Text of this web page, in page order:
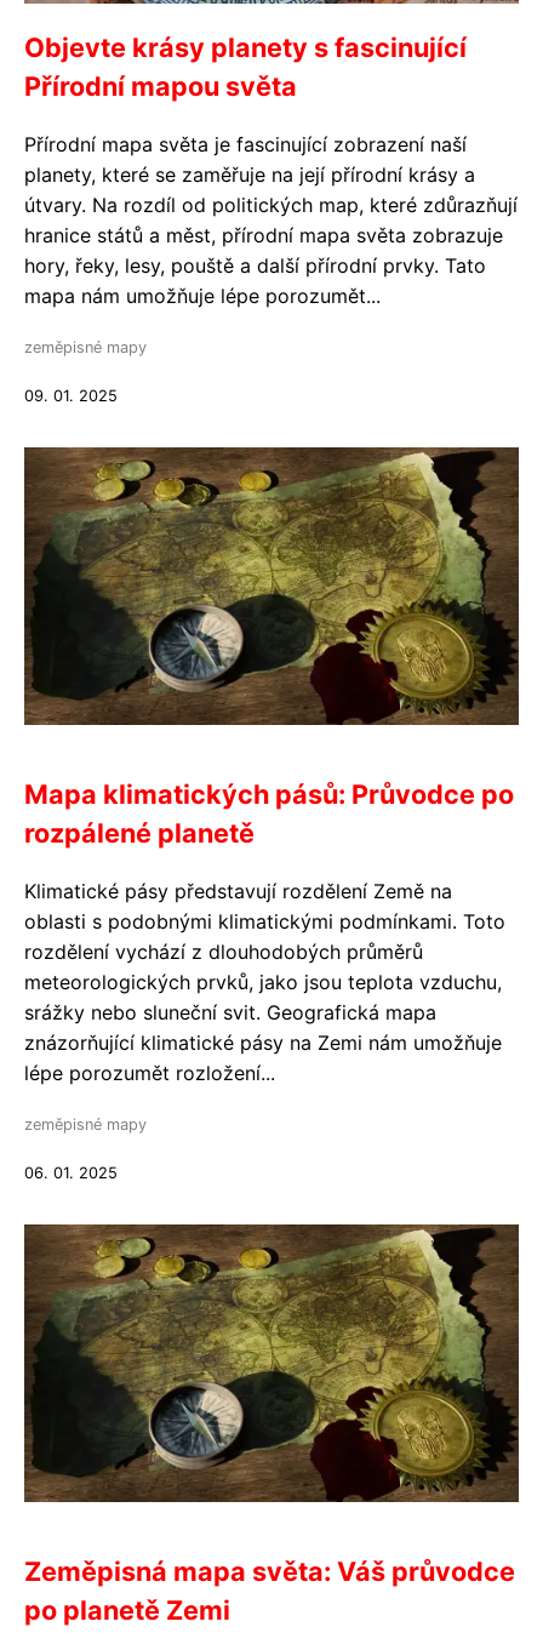
Objevte krásy planety s fascinující
Přírodní mapou světa
Přírodní mapa světa je fascinující zobrazení naší
planety, které se zaměřuje na její přírodní krásy a
útvary. Na rozdíl od politických map, které zdůrazňují
hranice států a měst, přírodní mapa světa zobrazuje
hory, řeky, lesy, pouště a další přírodní prvky. Tato
mapa nám umožňuje lépe porozumět...
zeměpisné mapy
09. 01. 2025
Mapa klimatických pásů: Průvodce po
rozpálené planetě
Klimatické pásy představují rozdělení Země na
oblasti s podobnými klimatickými podmínkami. Toto
rozdělení vychází z dlouhodobých průměrů
meteorologických prvků, jako jsou teplota vzduchu,
srážky nebo sluneční svit. Geografická mapa
znázorňující klimatické pásy na Zemi nám umožňuje
lépe porozumět rozložení...
zeměpisné mapy
06. 01. 2025
Zeměpisná mapa světa: Váš průvodce
po planetě Zemi